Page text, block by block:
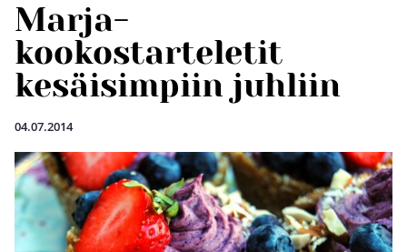
Marja-
kookostarteletit
kesäisimpiin juhliin
04.07.2014